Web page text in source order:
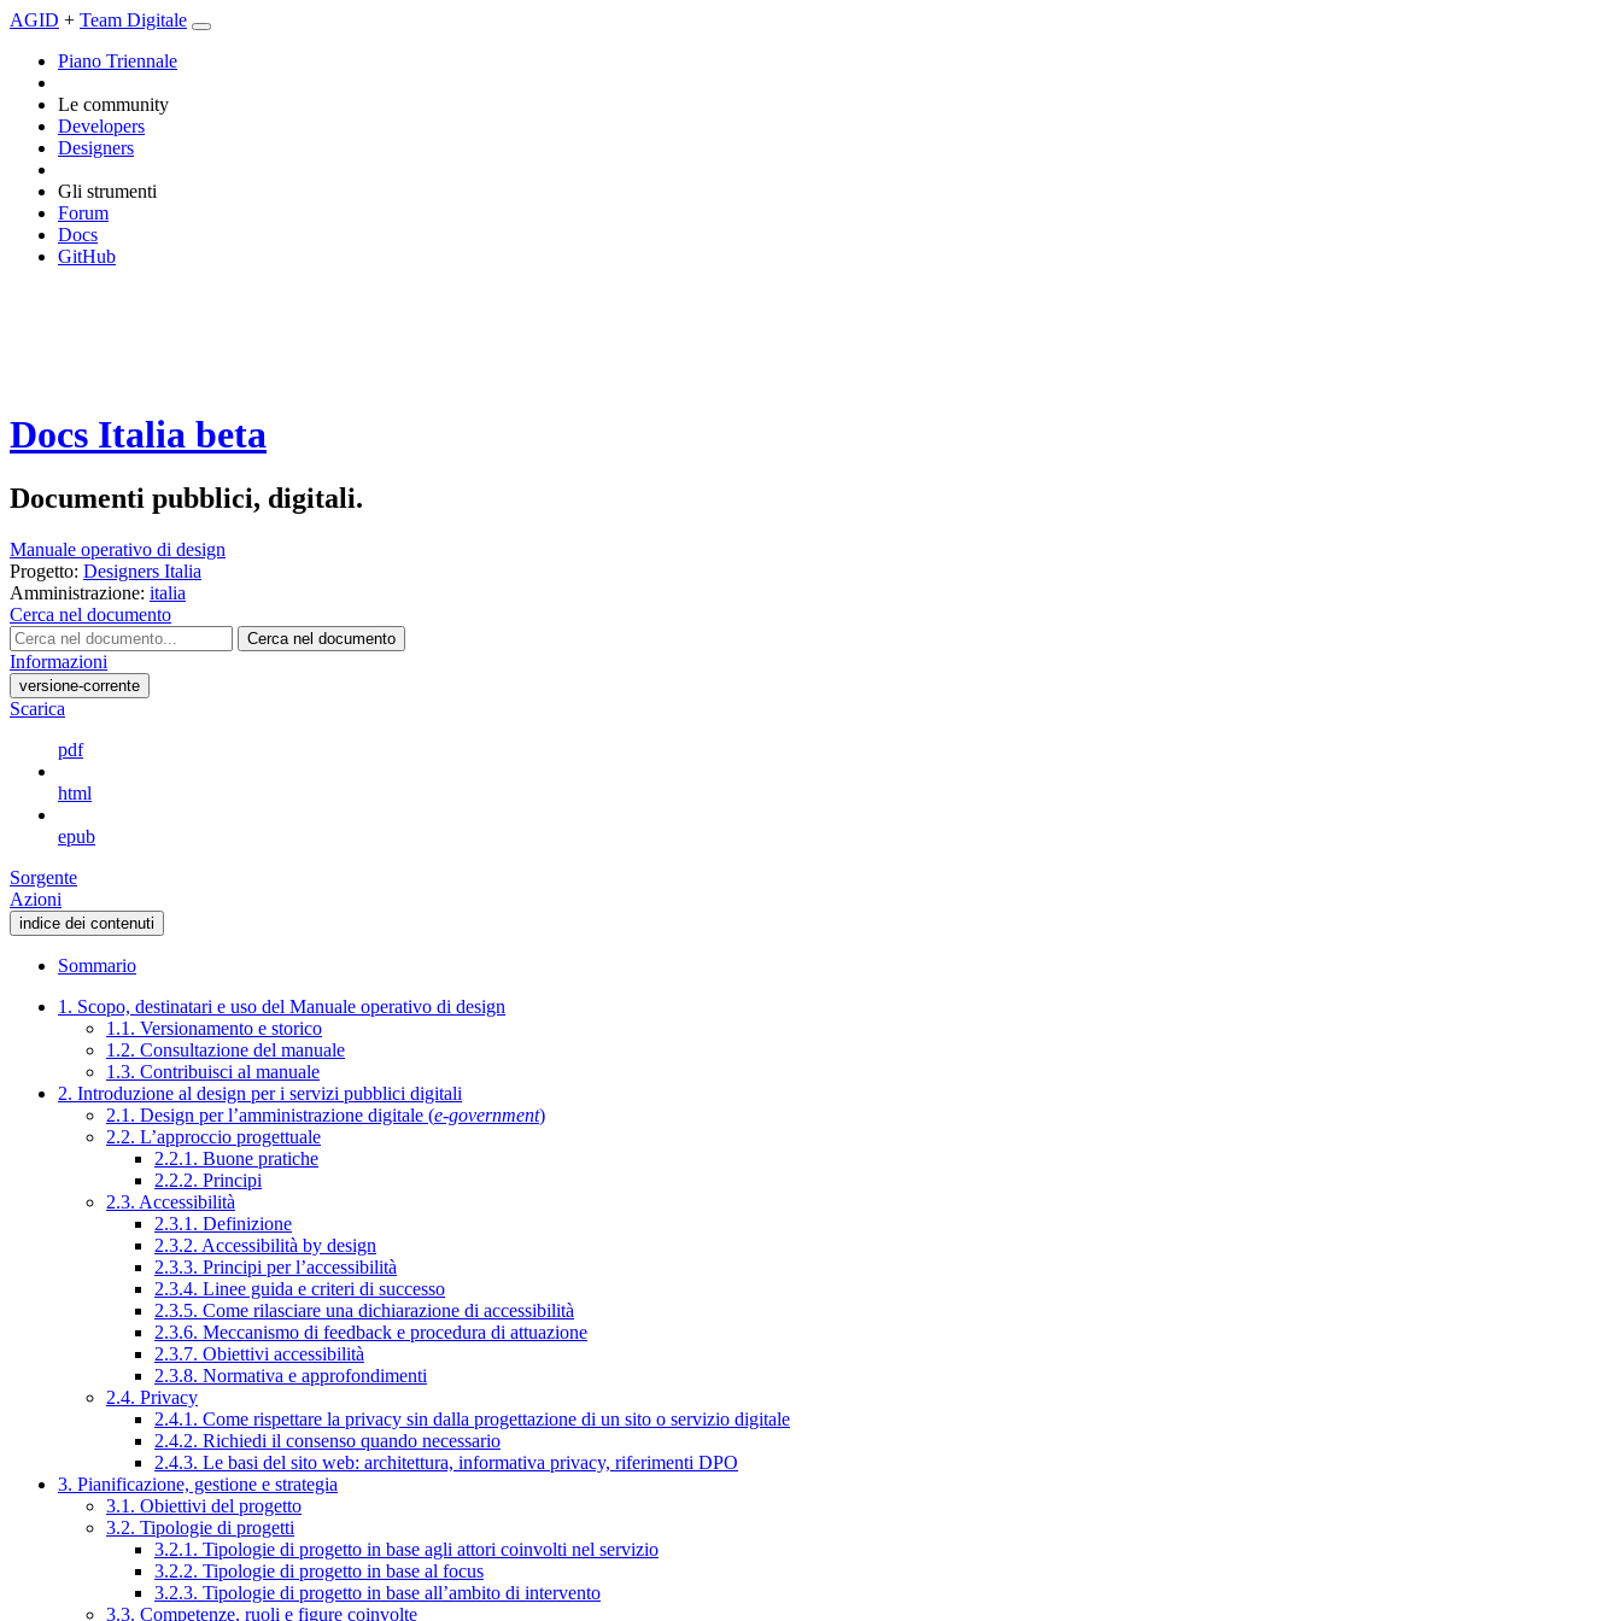
AGID + Team Digitale
Piano Triennale
Le community
Developers
Designers
Gli strumenti
Forum
Docs
GitHub
Docs Italia beta
Documenti pubblici, digitali.
Manuale operativo di design
Progetto: Designers Italia
Amministrazione: italia
Cerca nel documento
Cerca nel documento
Informazioni
versione-corrente
Scarica
pdf
html
epub
Sorgente
Azioni
indice dei contenuti
Sommario
1. Scopo, destinatari e uso del Manuale operativo di design
1.1. Versionamento e storico
1.2. Consultazione del manuale
1.3. Contribuisci al manuale
2. Introduzione al design per i servizi pubblici digitali
2.1. Design per l’amministrazione digitale (e-government)
2.2. L’approccio progettuale
2.2.1. Buone pratiche
2.2.2. Principi
2.3. Accessibilità
2.3.1. Definizione
2.3.2. Accessibilità by design
2.3.3. Principi per l’accessibilità
2.3.4. Linee guida e criteri di successo
2.3.5. Come rilasciare una dichiarazione di accessibilità
2.3.6. Meccanismo di feedback e procedura di attuazione
2.3.7. Obiettivi accessibilità
2.3.8. Normativa e approfondimenti
2.4. Privacy
2.4.1. Come rispettare la privacy sin dalla progettazione di un sito o servizio digitale
2.4.2. Richiedi il consenso quando necessario
2.4.3. Le basi del sito web: architettura, informativa privacy, riferimenti DPO
3. Pianificazione, gestione e strategia
3.1. Obiettivi del progetto
3.2. Tipologie di progetti
3.2.1. Tipologie di progetto in base agli attori coinvolti nel servizio
3.2.2. Tipologie di progetto in base al focus
3.2.3. Tipologie di progetto in base all’ambito di intervento
3.3. Competenze, ruoli e figure coinvolte